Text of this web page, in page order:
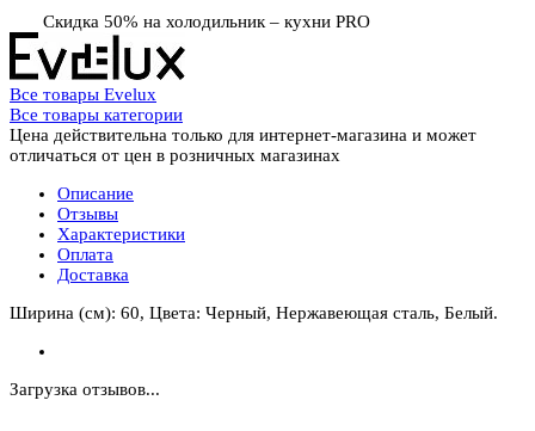
Скидка 50% на холодильник – кухни PRO
Все товары Evelux
Все товары категории
Цена действительна только для интернет-магазина и может
отличаться от цен в розничных магазинах
Описание
Отзывы
Характеристики
Оплата
Доставка
Ширина (см): 60, Цвета: Черный, Нержавеющая сталь, Белый.
Загрузка отзывов...